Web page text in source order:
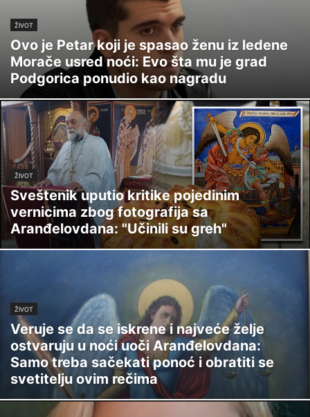
ŽIVOT
Ovo je Petar koji je spasao ženu iz ledene
Morače usred noći: Evo šta mu je grad
Podgorica ponudio kao nagradu
ŽIVOT
Sveštenik uputio kritike pojedinim
vernicima zbog fotografija sa
Aranđelovdana: "Učinili su greh"
ŽIVOT
Veruje se da se iskrene i najveće želje
ostvaruju u noći uoči Aranđelovdana:
Samo treba sačekati ponoć i obratiti se
svetitelju ovim rečima